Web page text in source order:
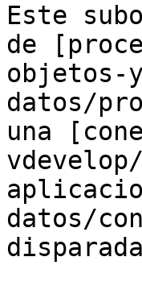
Este
de
objetos-
datos/
una
datos/